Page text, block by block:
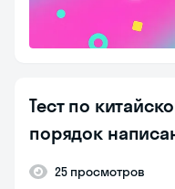
Тест по
порядок
25 просмотров